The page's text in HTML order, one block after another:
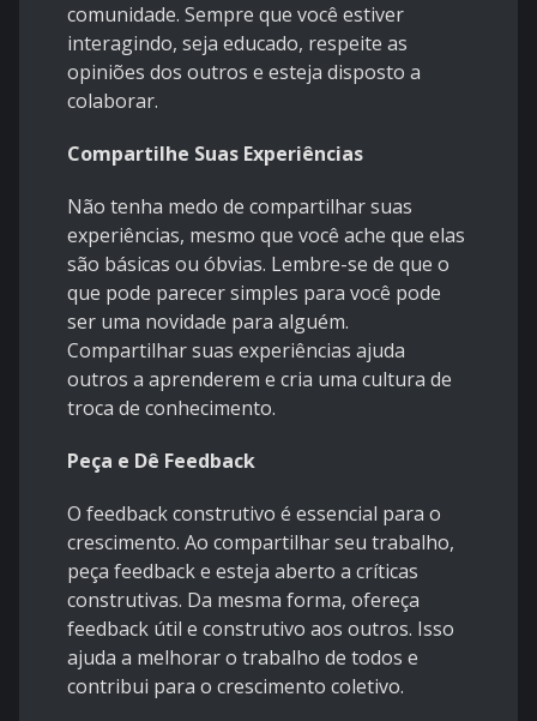
comunidade. Sempre que você estiver
interagindo, seja educado, respeite as
opiniões dos outros e esteja disposto a
colaborar.
Compartilhe Suas Experiências
Não tenha medo de compartilhar suas
experiências, mesmo que você ache que elas
são básicas ou óbvias. Lembre-se de que o
que pode parecer simples para você pode
ser uma novidade para alguém.
Compartilhar suas experiências ajuda
outros a aprenderem e cria uma cultura de
troca de conhecimento.
Peça e Dê Feedback
O feedback construtivo é essencial para o
crescimento. Ao compartilhar seu trabalho,
peça feedback e esteja aberto a críticas
construtivas. Da mesma forma, ofereça
feedback útil e construtivo aos outros. Isso
ajuda a melhorar o trabalho de todos e
contribui para o crescimento coletivo.